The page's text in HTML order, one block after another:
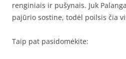
renginiais ir pušynais. Juk
pajūrio sostine, todėl poilsis čia
Taip pat pasidomėkite: